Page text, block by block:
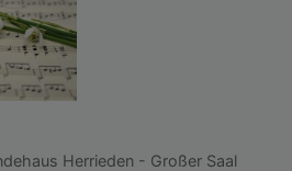
Herrieden - Großer Saal